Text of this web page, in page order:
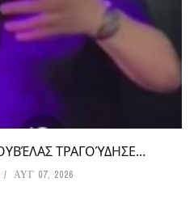
ΤΡΑΓΟΎΔΗΣΕ...
ΑΥΓ 07, 2026